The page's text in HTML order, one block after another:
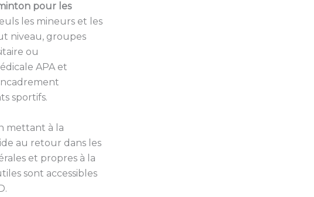
pour les
les mineurs et les
niveau, groupes
ou
APA et
sportifs.
mettant à la
au retour dans les
et propres à la
sont accessibles